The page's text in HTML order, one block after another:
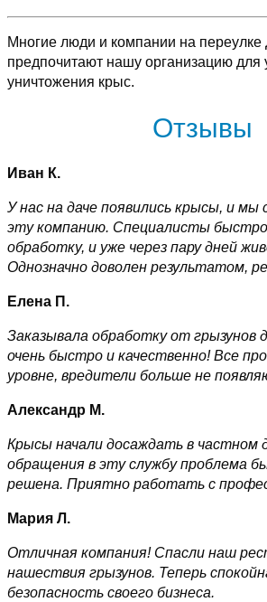
Многие люди и компании на переулке
предпочитают нашу организацию для
уничтожения крыс.
Отзывы
Иван К.
У нас на даче появились крысы, и мы
эту компанию. Специалисты быстро
обработку, и уже через пару дней
Однозначно доволен результатом,
Елена П.
Заказывала обработку от грызунов
очень быстро и качественно! Все
уровне, вредители больше не
Александр М.
Крысы начали досаждать в частном
обращения в эту службу проблема
решена. Приятно работать с
Мария Л.
Отличная компания! Спасли наш
нашествия грызунов. Теперь
безопасность своего бизнеса.